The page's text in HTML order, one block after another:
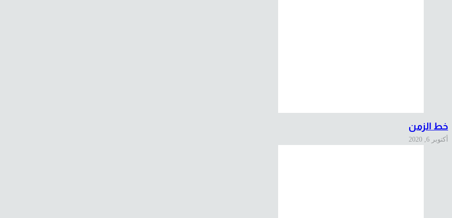
خط الزمن
أكتوبر 6, 2020